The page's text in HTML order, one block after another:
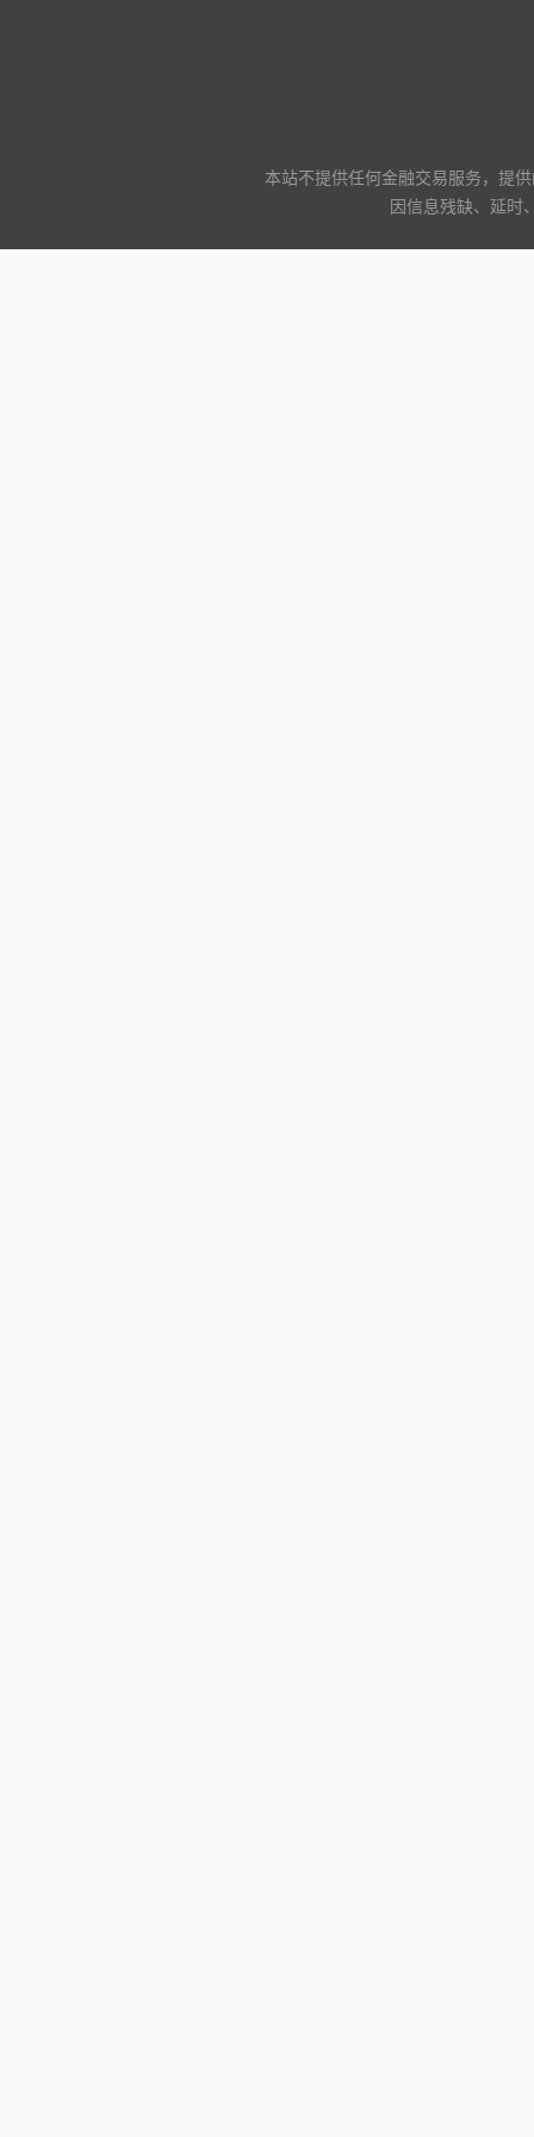
本站不提供任何金融交易服务，提
因信息残缺、延时